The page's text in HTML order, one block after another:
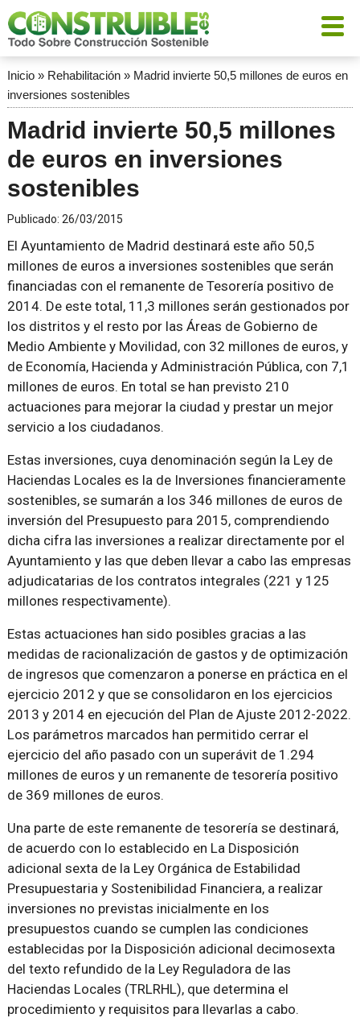
Inicio» Rehabilitación» Madrid invierte 50,5 millones de euros en
inversiones sostenibles
Madrid invierte 50,5 millones
de euros en inversiones
sostenibles
Publicado: 26/03/2015
El Ayuntamiento de Madrid destinará este año 50,5
millones de euros a inversiones sostenibles que serán
financiadas con el remanente de Tesorería positivo de
2014. De este total, 11,3 millones serán gestionados por
los distritos y el resto por las Áreas de Gobierno de
Medio Ambiente y Movilidad, con 32 millones de euros, y
de Economía, Hacienda y Administración Pública, con 7,1
millones de euros. En total se han previsto 210
actuaciones para mejorar la ciudad y prestar un mejor
servicio a los ciudadanos.
Estas inversiones, cuya denominación según la Ley de
Haciendas Locales es la de Inversiones financieramente
sostenibles, se sumarán a los 346 millones de euros de
inversión del Presupuesto para 2015, comprendiendo
dicha cifra las inversiones a realizar directamente por el
Ayuntamiento y las que deben llevar a cabo las empresas
adjudicatarias de los contratos integrales (221 y 125
millones respectivamente).
Estas actuaciones han sido posibles gracias a las
medidas de racionalización de gastos y de optimización
de ingresos que comenzaron a ponerse en práctica en el
ejercicio 2012 y que se consolidaron en los ejercicios
2013 y 2014 en ejecución del Plan de Ajuste 2012-2022.
Los parámetros marcados han permitido cerrar el
ejercicio del año pasado con un superávit de 1.294
millones de euros y un remanente de tesorería positivo
de 369 millones de euros.
Una parte de este remanente de tesorería se destinará,
de acuerdo con lo establecido en La Disposición
adicional sexta de la Ley Orgánica de Estabilidad
Presupuestaria y Sostenibilidad Financiera, a realizar
inversiones no previstas inicialmente en los
presupuestos cuando se cumplen las condiciones
establecidas por la Disposición adicional decimosexta
del texto refundido de la Ley Reguladora de las
Haciendas Locales (TRLRHL), que determina el
procedimiento y requisitos para llevarlas a cabo.